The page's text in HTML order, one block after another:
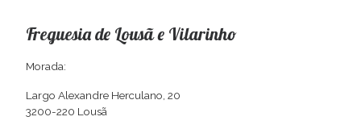
Freguesia de Lousã e Vilarinho
Morada:
Largo Alexandre Herculano, 20
3200-220 Lousã